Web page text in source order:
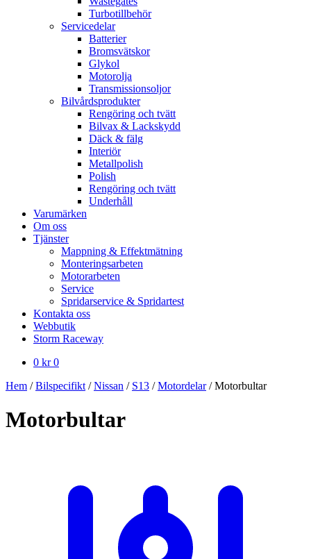
Turbotillbehör
Servicedelar
Batterier
Bromsvätskor
Glykol
Motorolja
Transmissionsoljor
Bilvårdsprodukter
Rengöring och tvätt
Bilvax & Lackskydd
Däck & fälg
Interiör
Metallpolish
Polish
Rengöring och tvätt
Underhåll
Varumärken
Om oss
Tjänster
Mappning & Effektmätning
Monteringsarbeten
Motorarbeten
Service
Spridarservice & Spridartest
Kontakta oss
Webbutik
Storm Raceway
0 kr 0
Hem /Bilspecifikt /Nissan / S13 /Motordelar/Motorbultar
Motorbultar